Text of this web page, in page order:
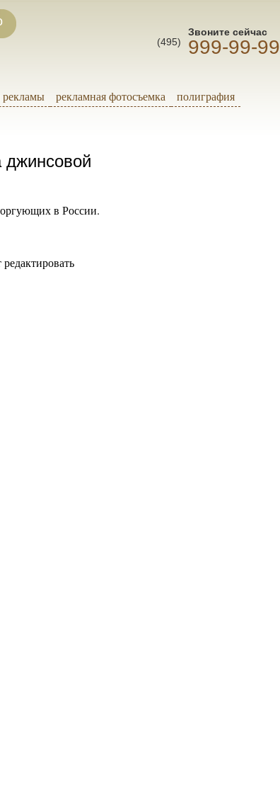
(495)
Звоните сейчас
999-99-99
рекламы рекламная фотосъемка полиграфия
джинсовой
в России.